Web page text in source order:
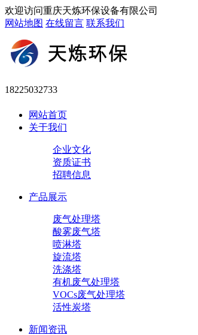
欢迎访问重庆天炼环保设备有限公司
网站地图 在线留言 联系我们
18225032733
网站首页
关于我们
企业文化
资质证书
招聘信息
产品展示
废气处理塔
酸雾废气塔
喷淋塔
旋流塔
洗涤塔
有机废气处理塔
VOCs废气处理塔
活性炭塔
新闻资讯